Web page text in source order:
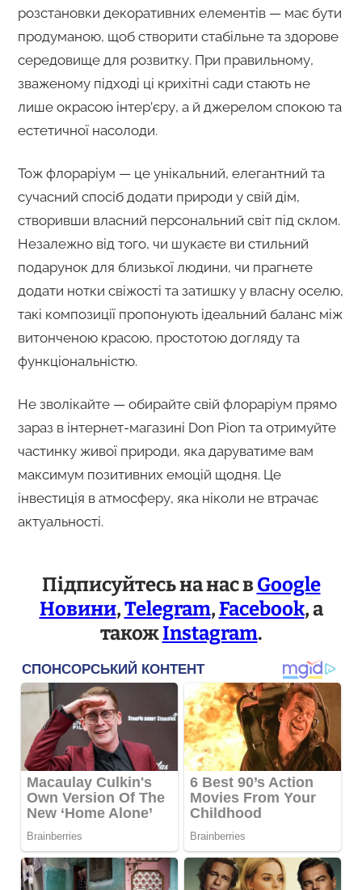
розстановки декоративних елементів — має бути
продуманою, щоб створити стабільне та здорове
середовище для розвитку. При правильному,
зваженому підході ці крихітні сади стають не
лише окрасою інтер’єру, а й джерелом спокою та
естетичної насолоди.
Тож флораріум — це унікальний, елегантний та
сучасний спосіб додати природи у свій дім,
створивши власний персональний світ під склом.
Незалежно від того, чи шукаєте ви стильний
подарунок для близької людини, чи прагнете
додати нотки свіжості та затишку у власну оселю,
такі композиції пропонують ідеальний баланс між
витонченою красою, простотою догляду та
функціональністю.
Не зволікайте — обирайте свій флораріум прямо
зараз в інтернет-магазині Don Pion та отримуйте
частинку живої природи, яка даруватиме вам
максимум позитивних емоцій щодня. Це
інвестиція в атмосферу, яка ніколи не втрачає
актуальності.
Підписуйтесь на нас вGoogle
Новини,Telegram,Facebook, а
такожInstagram.